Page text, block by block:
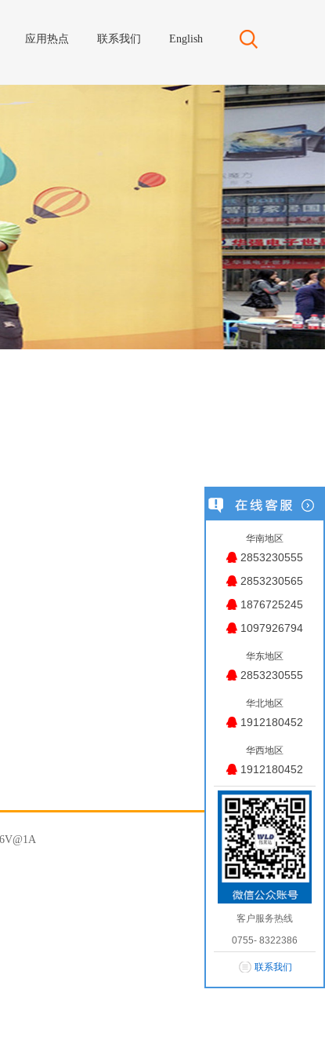
应用热点 联系我们 English
华南地区
2853230555
2853230565
1876725245
1097926794
华东地区
2853230555
华北地区
1912180452
华西地区
1912180452
客户服务热线
0755- 8322386
联系我们